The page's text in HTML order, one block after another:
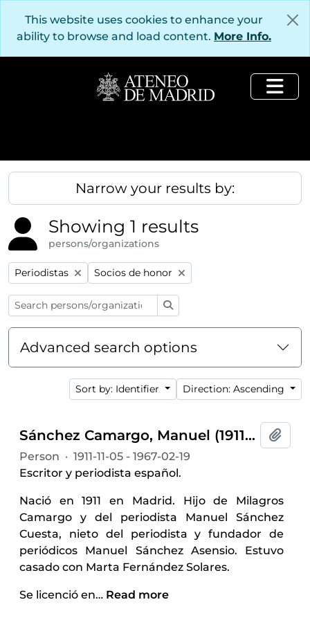
This website uses cookies to enhance your
ability to browse and load content. More Info.
Narrow your results by:
Showing 1 results
persons/organizations
Remove filter:
Periodistas Remove filter:
Socios de honor
Advanced search options
Sort by: Identifier Direction: Ascending
Sánchez Camargo, Manuel (1911-1967)
Person · 1911-11-05 - 1967-02-19
Escritor y periodista español.
Nació en 1911 en Madrid. Hijo de Milagros
Camargo y del periodista Manuel Sánchez
Cuesta, nieto del periodista y fundador de
periódicos Manuel Sánchez Asensio. Estuvo
casado con Marta Fernández Solares.
Se licenció en… Read more